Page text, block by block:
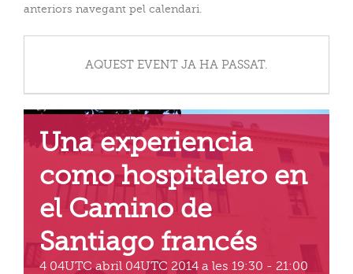
anteriors navegant pel calendari.
AQUEST EVENT JA HA PASSAT.
Una experiencia
como hospitalero en
el Camino de
Santiago francés
4 04UTC abril 04UTC 2014 a les 19:30 - 21:00